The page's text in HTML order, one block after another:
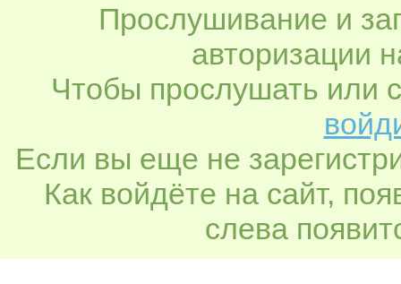
Прослушивание и
авторизации
Чтобы прослушать или
Если вы еще не
Как войдёте на сайт,
слева